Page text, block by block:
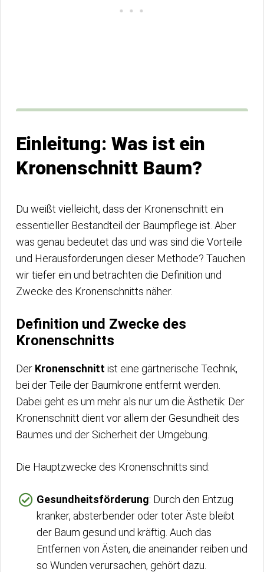
Einleitung: Was ist ein
Kronenschnitt Baum?
Du weißt vielleicht, dass der Kronenschnitt ein
essentieller Bestandteil der Baumpflege ist. Aber
was genau bedeutet das und was sind die Vorteile
und Herausforderungen dieser Methode? Tauchen
wir tiefer ein und betrachten die Definition und
Zwecke des Kronenschnitts näher.
Definition und Zwecke des
Kronenschnitts
Der Kronenschnitt ist eine gärtnerische Technik,
bei der Teile der Baumkrone entfernt werden.
Dabei geht es um mehr als nur um die Ästhetik: Der
Kronenschnitt dient vor allem der Gesundheit des
Baumes und der Sicherheit der Umgebung.
Die Hauptzwecke des Kronenschnitts sind:
Gesundheitsförderung: Durch den Entzug
kranker, absterbender oder toter Äste bleibt
der Baum gesund und kräftig. Auch das
Entfernen von Ästen, die aneinander reiben und
so Wunden verursachen, gehört dazu.